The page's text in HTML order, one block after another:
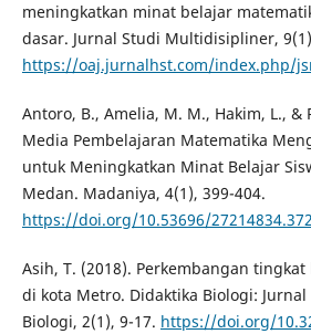
meningkatkan minat belajar
dasar. Jurnal Studi Multidisipliner,
https://oaj.jurnalhst.com/index.php/
Antoro, B., Amelia, M. M., Hakim, L., &
Media Pembelajaran Matematika
untuk Meningkatkan Minat Belajar
Medan. Madaniya, 4(1), 399-404.
https://doi.org/10.53696/27214834.372
Asih, T. (2018). Perkembangan
di kota Metro. Didaktika Biologi:
Biologi, 2(1), 9-17. https://doi.org/